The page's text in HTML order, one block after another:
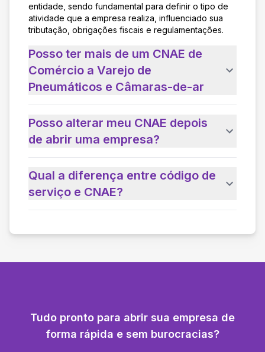
entidade, sendo fundamental para definir o tipo de
atividade que a empresa realiza, influenciado sua
tributação, obrigações fiscais e regulamentações.
Posso ter mais de um CNAE de
Comércio a Varejo de
Pneumáticos e Câmaras-de-ar
Posso alterar meu CNAE depois
de abrir uma empresa?
Qual a diferença entre código de
serviço e CNAE?
Tudo pronto para abrir sua empresa de
forma rápida e sem burocracias?